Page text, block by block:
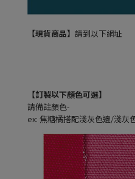
【現貨商品】 請到以下網址
【訂製以下顏色可選】
請備註顏色-
ex: 焦糖橘搭配淺灰色邊/淺灰